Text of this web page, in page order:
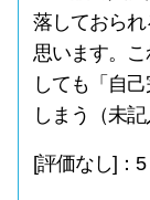
落しておら
思います。
しても「自
しまう（未
[評価なし]：5